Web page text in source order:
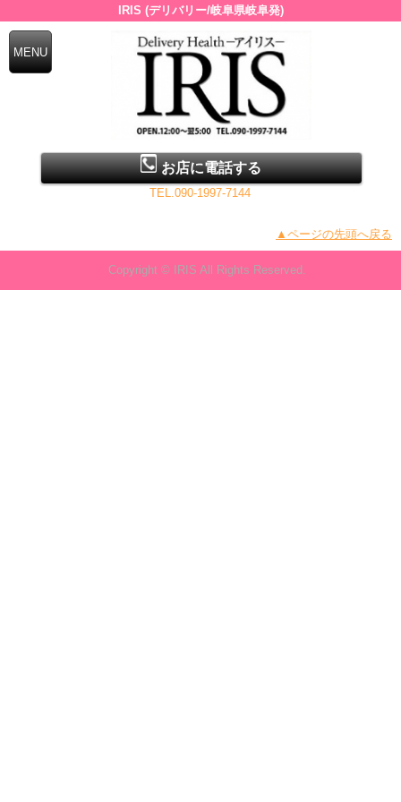
IRIS (デリバリー/岐阜県岐阜発)
お店に電話する
TEL.090-1997-7144
▲ページの先頭へ戻る
Copyright © IRIS All Rights Reserved.